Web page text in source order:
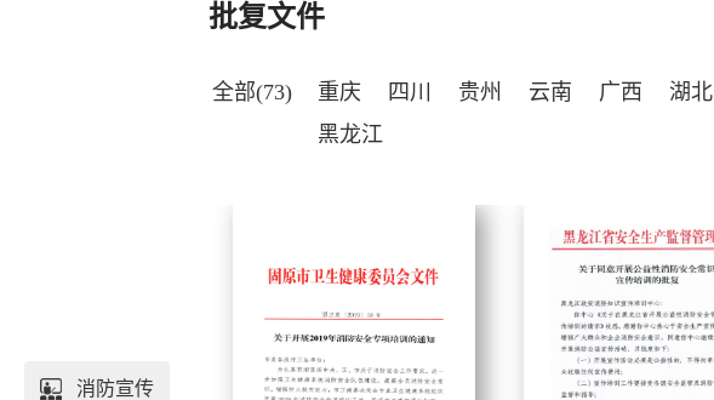
消防宣传
批复文件
全部(73) 重庆 四川 贵州 云南 广西 湖北
黑龙江